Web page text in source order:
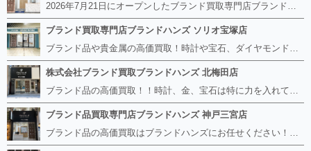
2026年7月21日にオープンしたブランド買取専門店ブランドハンズ エトレ豊中店です。 阪急豊中駅直結のショッピングモール エトレとよなかの１階に店舗がございます。 金・貴金属、ブランド品、時計、宝石などその他ブランド食器や美容機器、ブランド香水や化粧品などの取り扱いもございます。 熟練の鑑定士が親切・丁寧に接客、査定をさせていただきます。 査定だけでもOK。お気軽にご来店下さいませ！
ブランド買取専門店ブランドハンズ ソリオ宝塚店
ブランド品や貴金属の高価買取！時計や宝石、ダイヤモンドなど家に眠っているものがあったら捨てる前にブランドハンズへお越しください。 査定料は無料、お値段が付くものかお調べいたします！ 宅配買取もありますので使っていない古いルイヴィトンのバッグや財布、壊れているオメガの時計、千切れている金のネックレスや指輪、小型家電も取り扱っておりますのでお気軽にご利用下さい☆ その他ブランド食器、銀シルバー製品、美容機器、脱毛器、スマホなど幅広く取り扱っております！
株式会社ブランド買取ブランドハンズ 北梅田店
ブランド品の高価買取！！時計、金、宝石は特に力を入れています！ ルイヴィトン、シャネル、ロレックス、エルメスはもちろん、グッチ、プラダ、セリーヌ、フェンディなどなど、 その他ブランド食器、銀シルバー製品、美容機器、脱毛器、スマホなど幅広く取り扱っているので まずは無料査定にお越しください！ 手数料は全て無料！全国対応の宅配買取も行っておりますのでお気軽にご連絡下さい！
ブランド品買取専門店ブランドハンズ 神戸三宮店
ブランド品の高価買取はブランドハンズにお任せください！！ 高騰し続けている金・貴金属はもちろん、ルイヴィトン、エルメス、シャネル、ロレックスは特に力を入れております。 その他ブランド食器、銀シルバー製品、美容機器、脱毛器、スマホなど幅広く取り扱っております！ 鑑定士は経験豊富で親切丁寧な対応を心がけております。 鑑定書がないものでもしっかり見させて頂きます。